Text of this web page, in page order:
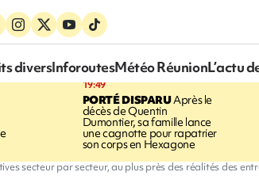
diversInforoutesMétéo RéunionL’actu
19:49
PORTÉ DISPARUAprès le
décès de Quentin
Dumontier, sa famille lance
une cagnotte pour rapatrier
son corps en Hexagone
secteur par secteur, au plus près des réalités des